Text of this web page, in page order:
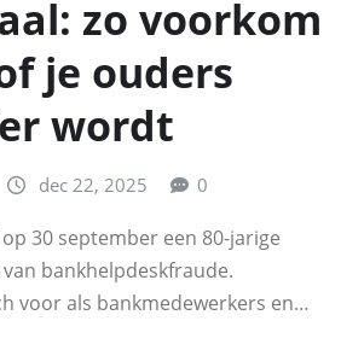
zo voorkom
je ouders
wordt
dec 22, 2025 0
30 september een 80-jarige
bankhelpdeskfraude.
voor als bankmedewerkers en…